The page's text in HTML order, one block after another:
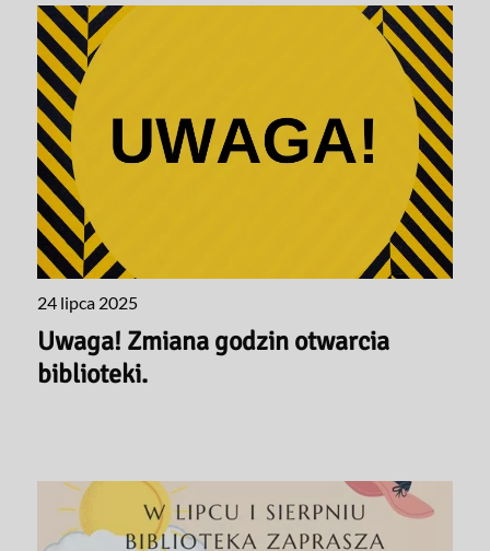
24 lipca 2025
Uwaga! Zmiana godzin otwarcia
biblioteki.